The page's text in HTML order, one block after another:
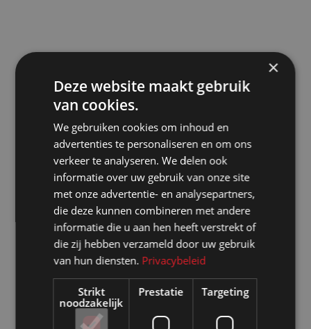
×
Deze website maakt gebruik
van cookies.
We gebruiken cookies om inhoud en
advertenties te personaliseren en om ons
verkeer te analyseren. We delen ook
informatie over uw gebruik van onze site
met onze advertentie- en analysepartners,
die deze kunnen combineren met andere
informatie die u aan hen heeft verstrekt of
die zij hebben verzameld door uw gebruik
van hun diensten. Privacybeleid
Strikt
noodzakelijk
Prestatie Targeting